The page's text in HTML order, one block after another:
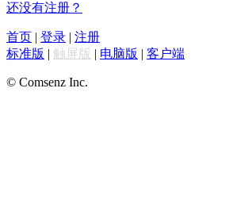
还没有注册？
首页 | 登录 | 注册
标准版 | 触屏版 | 电脑版 | 客户端
© Comsenz Inc.